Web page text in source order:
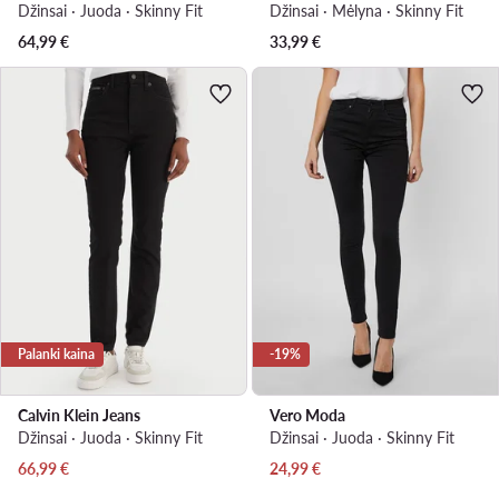
Džinsai · Juoda · Skinny Fit
64,99€
Džinsai · Mėlyna · Skinny Fit
33,99€
Palanki kaina
Calvin Klein Jeans
Džinsai · Juoda · Skinny Fit
Dabartinė kaina
66,99€
-19%
Vero Moda
Džinsai · Juoda · Skinny Fit
Dabartinė kaina
24,99€